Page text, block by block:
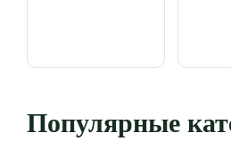
Популярные